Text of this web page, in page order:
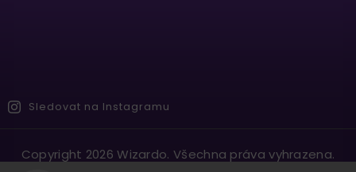
Sledovat na Instagramu
Copyright 2026Wizardo. Všechna práva vyhrazena.